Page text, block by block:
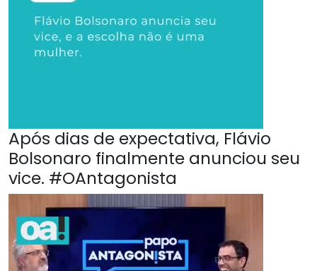
Após dias de expectativa, Flávio
Bolsonaro finalmente anunciou seu
vice. #OAntagonista